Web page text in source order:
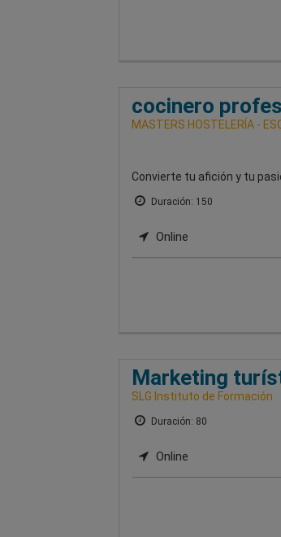
cocinero
MASTERS HOSTELERÍA -
Convierte tu afición y tu
Duración: 150
Online
Marketing
SLG Instituto de Formación
Duración: 80
Online